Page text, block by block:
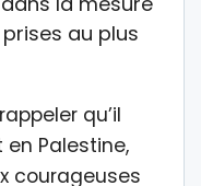
au plus
qu’il
en Palestine,
courageuses